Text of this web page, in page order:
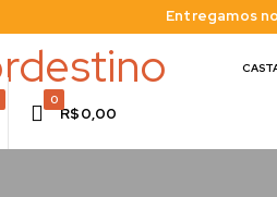
Entregamos
0
R$0,00